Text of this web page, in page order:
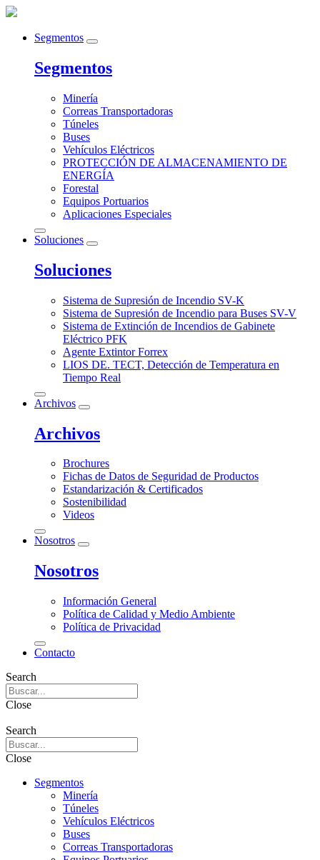
Segmentos
Segmentos
Minería
Correas Transportadoras
Túneles
Buses
Vehículos Eléctricos
PROTECCIÓN DE ALMACENAMIENTO DE
ENERGÍA
Forestal
Equipos Portuarios
Aplicaciones Especiales
Soluciones
Soluciones
Sistema de Supresión de Incendio SV-K
Sistema de Supresión de Incendio para Buses SV-V
Sistema de Extinción de Incendios de Gabinete
Eléctrico PFK
Agente Extintor Forrex
LIOS DE. TECT, Detección de Temperatura en
Tiempo Real
Archivos
Archivos
Brochures
Fichas de Datos de Seguridad de Productos
Estandarización & Certificados
Sostenibilidad
Videos
Nosotros
Nosotros
Información General
Política de Calidad y Medio Ambiente
Política de Privacidad
Contacto
Search
Close
Search
Close
Segmentos
Minería
Túneles
Vehículos Eléctricos
Buses
Correas Transportadoras